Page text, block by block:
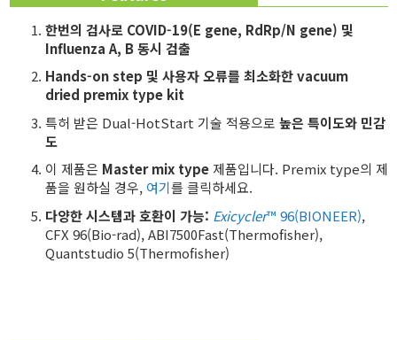
한번의 검사로 COVID-19(E gene, RdRp/N gene) 및
Influenza A, B 동시 검출
Hands-on step 및 사용자 오류를 최소화한 vacuum
dried premix type kit
특허 받은 Dual-HotStart 기술 적용으로 높은 특이도와 민감
도
이 제품은 Master mix type제품입니다. Premix type의 제
품을 원하실 경우, 여기를 클릭하세요.
다양한 시스템과 호환이 가능: Exicycler™ 96(BIONEER),
CFX 96(Bio-rad), ABI7500Fast(Thermofisher),
Quantstudio 5(Thermofisher)